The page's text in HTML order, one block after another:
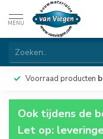
MENU
Voorraad producten
Ook tijdens de
Let op: